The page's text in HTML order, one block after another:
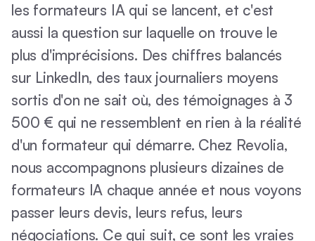
les formateurs IA qui se lancent, et c'est
aussi la question sur laquelle on trouve le
plus d'imprécisions. Des chiffres balancés
sur LinkedIn, des taux journaliers moyens
sortis d'on ne sait où, des témoignages à 3
500 € qui ne ressemblent en rien à la réalité
d'un formateur qui démarre. Chez Revolia,
nous accompagnons plusieurs dizaines de
formateurs IA chaque année et nous voyons
passer leurs devis, leurs refus, leurs
négociations. Ce qui suit, ce sont les vraies